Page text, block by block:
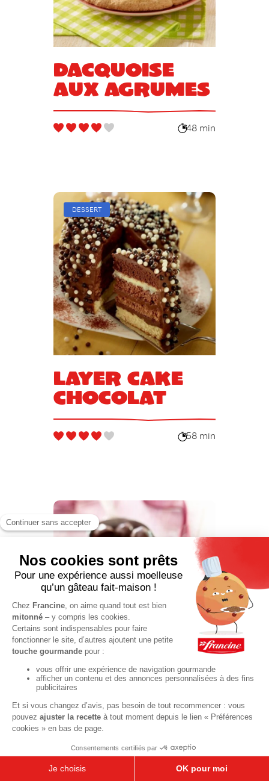
Dacquoise
aux agrumes
48 min
DESSERT
Layer Cake
Chocolat
58 min
Bonbons au
chocolat de
pâques
40 min